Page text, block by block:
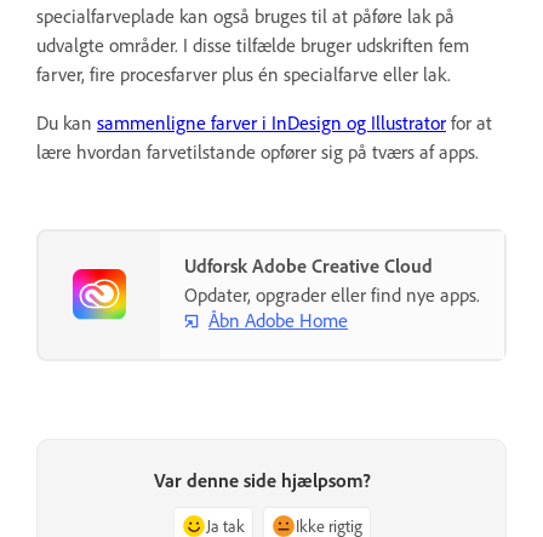
specialfarveplade kan også bruges til at påføre lak på
udvalgte områder. I disse tilfælde bruger udskriften fem
farver, fire procesfarver plus én specialfarve eller lak.
Du kan sammenligne farver i InDesign og Illustrator for at
lære hvordan farvetilstande opfører sig på tværs af apps.
Udforsk Adobe Creative Cloud
Opdater, opgrader eller find nye apps.
Åbn Adobe Home
Var denne side hjælpsom?
Ja tak Ikke rigtig